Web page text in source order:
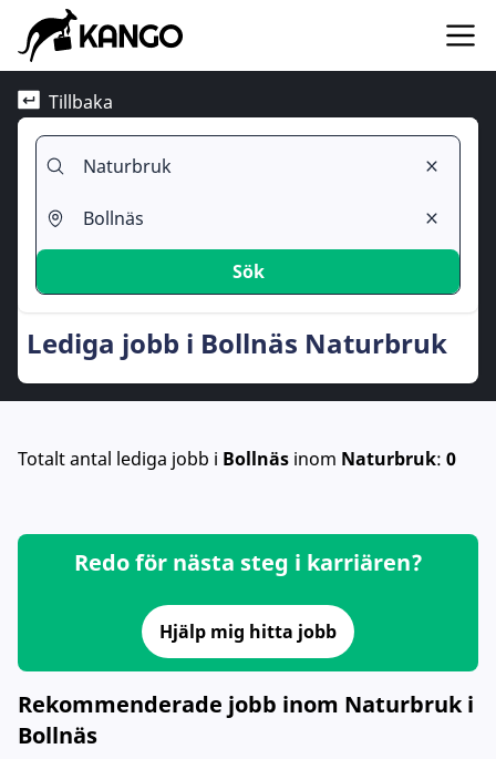
Tillbaka
Sök
Lediga jobb i Bollnäs Naturbruk
Totalt antal lediga jobb i Bollnäs inom Naturbruk: 0
Redo för nästa steg i karriären?
Hjälp mig hitta jobb
Rekommenderade jobb inom Naturbruk i
Bollnäs